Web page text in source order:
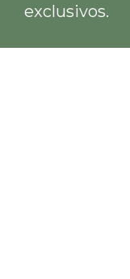
exclusivos.